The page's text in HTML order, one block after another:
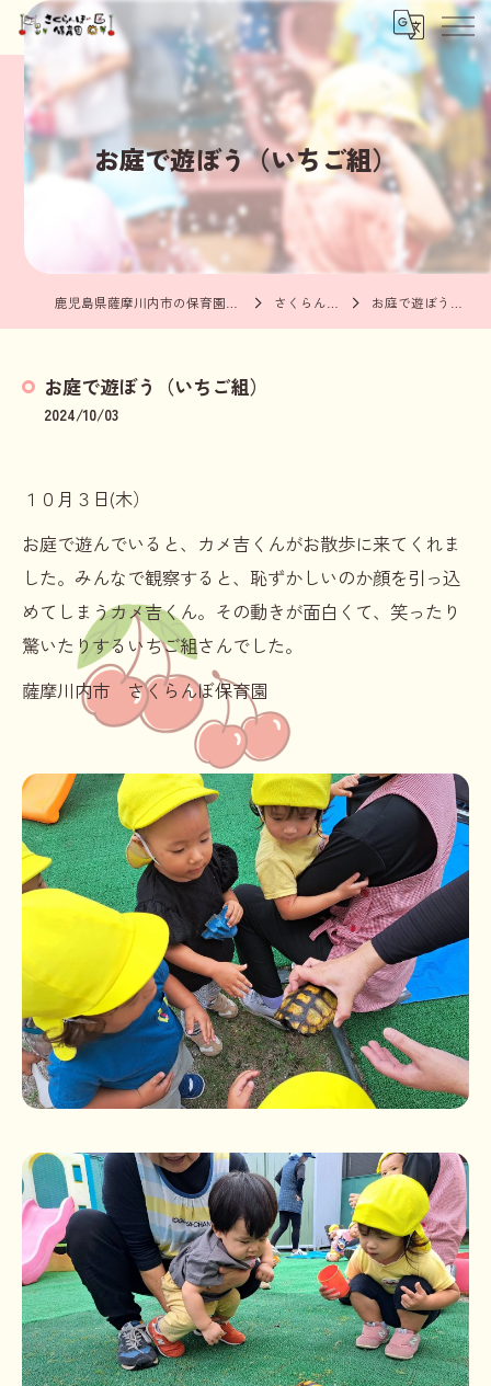
お庭で遊ぼう（いちご組）
さくらんぼブログ お庭で遊ぼう（いちご組）
お庭で遊ぼう（いちご組）
2024/10/03
１０月３日(木）
お庭で遊んでいると、カメ吉くんがお散歩に来てくれま
した。みんなで観察すると、恥ずかしいのか顔を引っ込
めてしまうカメ吉くん。その動きが面白くて、笑ったり
驚いたりするいちご組さんでした。
薩摩川内市 さくらんぼ保育園